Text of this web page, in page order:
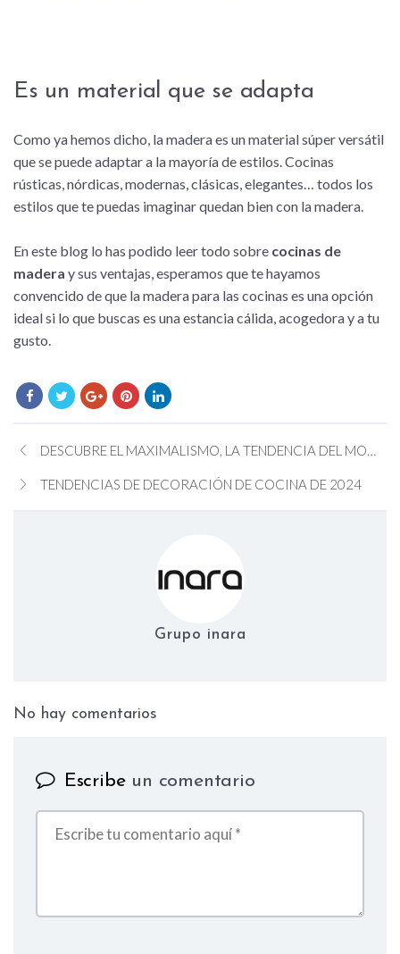
Es un material que se adapta
Como ya hemos dicho, la madera es un material súper versátil
que se puede adaptar a la mayoría de estilos. Cocinas
rústicas, nórdicas, modernas, clásicas, elegantes… todos los
estilos que te puedas imaginar quedan bien con la madera.
En este blog lo has podido leer todo sobre cocinas de
madera y sus ventajas, esperamos que te hayamos
convencido de que la madera para las cocinas es una opción
ideal si lo que buscas es una estancia cálida, acogedora y a tu
gusto.
DESCUBRE EL MAXIMALISMO, LA TENDENCIA DEL MOMENTO.
TENDENCIAS DE DECORACIÓN DE COCINA DE 2024
Grupo inara
No hay comentarios
Escribeun comentario